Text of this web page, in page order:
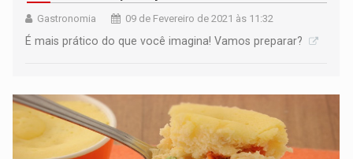
Gastronomia 09 de Fevereiro de 2021 às 11:32
É mais prático do que você imagina! Vamos preparar?